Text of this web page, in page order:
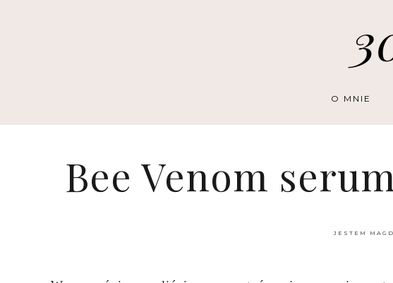
O MNIE
Bee Venom
JESTEM